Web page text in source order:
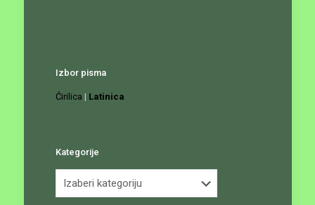
Izbor pisma
Ćirilica | Latinica
Kategorije